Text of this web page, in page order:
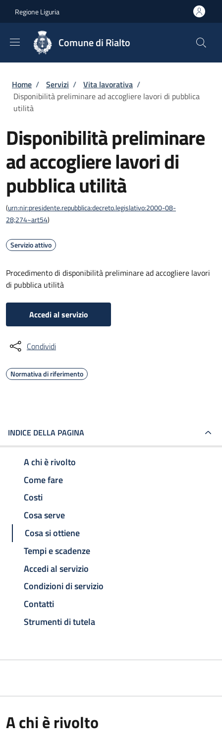
Regione Liguria
Comune di Rialto
Briciole di pane
Home / Servizi / Vita lavorativa /
Disponibilità preliminare ad accogliere lavori di pubblica
utilità
Disponibilità preliminare
ad accogliere lavori di
pubblica utilità
(urn:nir:presidente.repubblica:decreto.legislativo:2000-08-
28;274~art54)
Servizio attivo
Procedimento di disponibilità preliminare ad accogliere lavori
di pubblica utilità
Accedi al servizio
Condividi
Normativa di riferimento
INDICE DELLA PAGINA
A chi è rivolto
Come fare
Costi
Cosa serve
Cosa si ottiene
Tempi e scadenze
Accedi al servizio
Condizioni di servizio
Contatti
Strumenti di tutela
A chi è rivolto